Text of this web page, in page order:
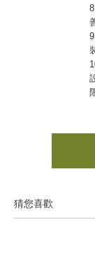
猜您喜歡